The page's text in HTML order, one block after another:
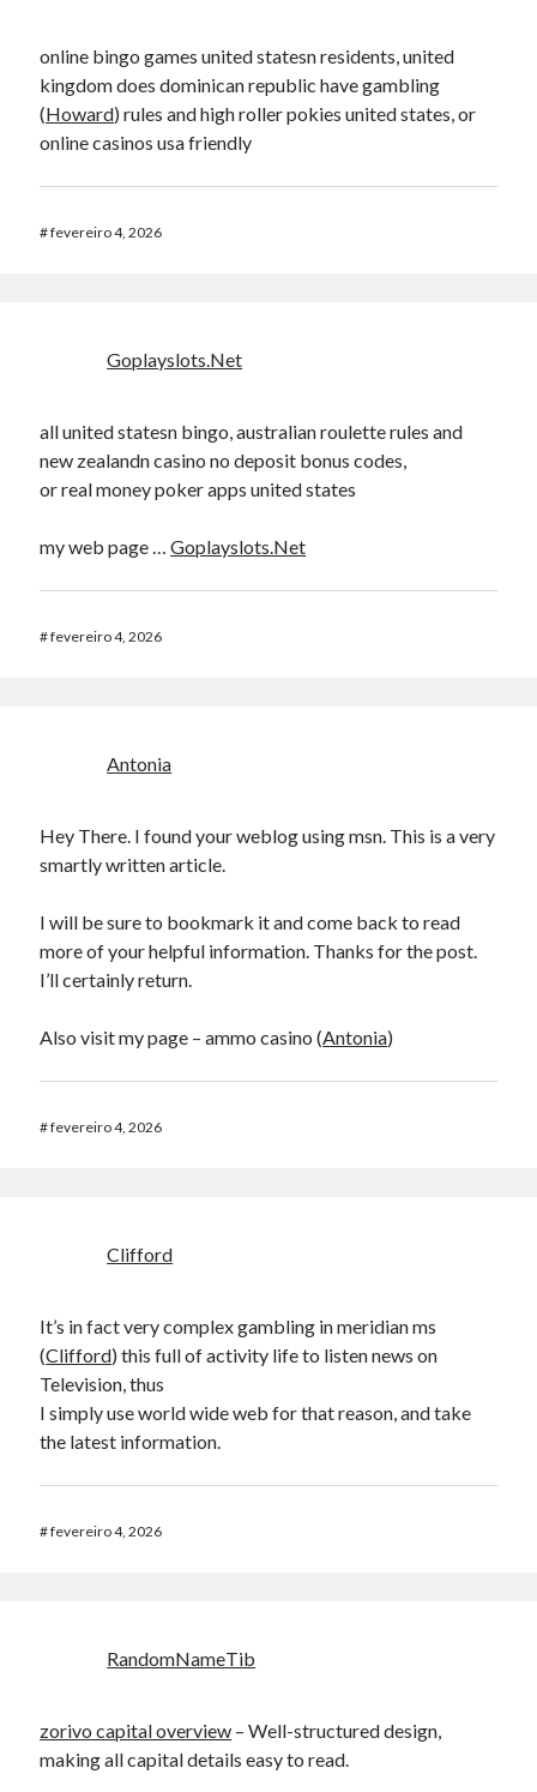
online bingo games united statesn residents, united
kingdom does dominican republic have gambling
(Howard) rules and high roller pokies united states, or
online casinos usa friendly
#fevereiro 4, 2026
Goplayslots.Net
all united statesn bingo, australian roulette rules and
new zealandn casino no deposit bonus codes,
or real money poker apps united states
my web page …Goplayslots.Net
#fevereiro 4, 2026
Antonia
Hey There. I found your weblog using msn. This is a very
smartly written article.
I will be sure to bookmark it and come back to read
more of your helpful information. Thanks for the post.
I’ll certainly return.
Also visit my page – ammo casino (Antonia)
#fevereiro 4, 2026
Clifford
It’s in fact very complex gambling in meridian ms
(Clifford) this full of activity life to listen news on
Television, thus
I simply use world wide web for that reason, and take
the latest information.
#fevereiro 4, 2026
RandomNameTib
zorivo capital overview – Well-structured design,
making all capital details easy to read.